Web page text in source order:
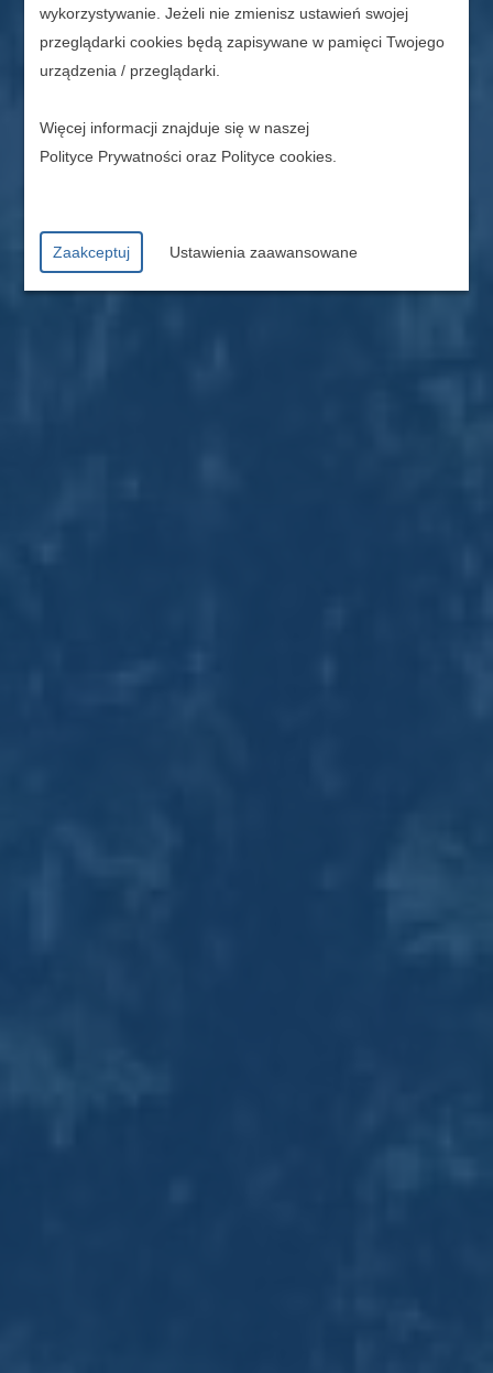
wykorzystywanie. Jeżeli nie zmienisz ustawień swojej
przeglądarki cookies będą zapisywane w pamięci Twojego
urządzenia / przeglądarki.
Więcej informacji znajduje się w naszej
Polityce Prywatnościoraz Polityce cookies.
Zaakceptuj Ustawienia zaawansowane